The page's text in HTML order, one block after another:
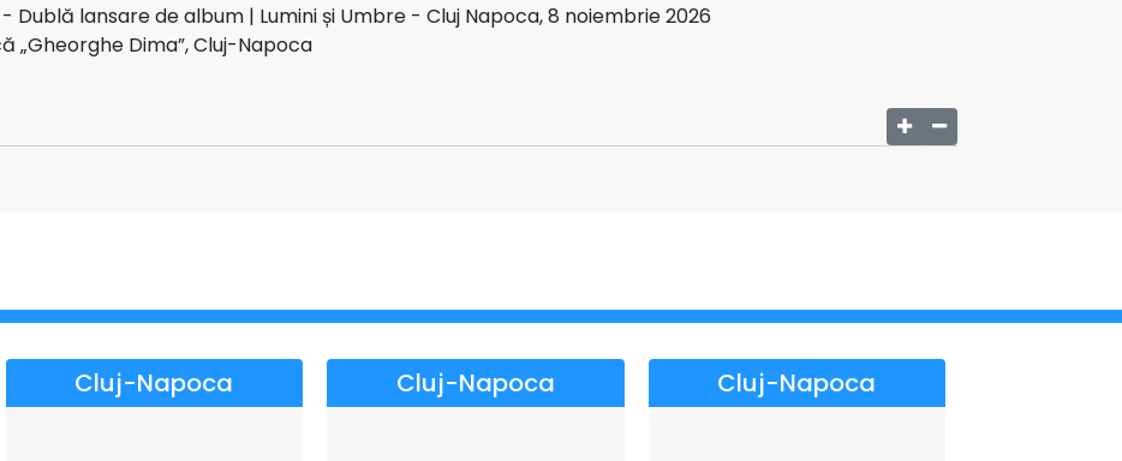
și cinematografică, distilând polaritățile emoționale
un limbaj sonor esențial și sugestiv.
pianul lui Andrei Irimia și vocea lui Marius Manole.
toate aceste elemente construiesc o atmosferă
un spațiu de dialog cu sinele.
Dublă lansare de album | Lumini și Umbre - Cluj Napoca, 8 noiembrie 2026
„Gheorghe Dima”, Cluj-Napoca
Cluj-Napoca Cluj-Napoca Cluj-Napoca